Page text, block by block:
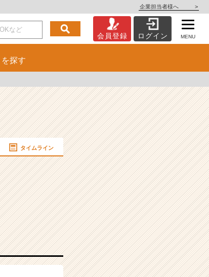
企業担当者様へ >
会員登録 ログイン MENU
を探す
タイムライン